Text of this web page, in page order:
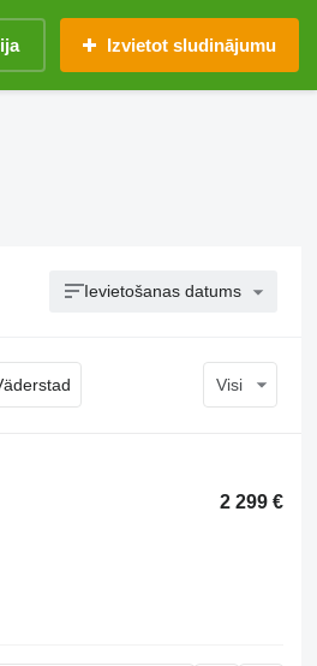
Izvietot sludinājumu
Ievietošanas datums
Visi
2 299 €